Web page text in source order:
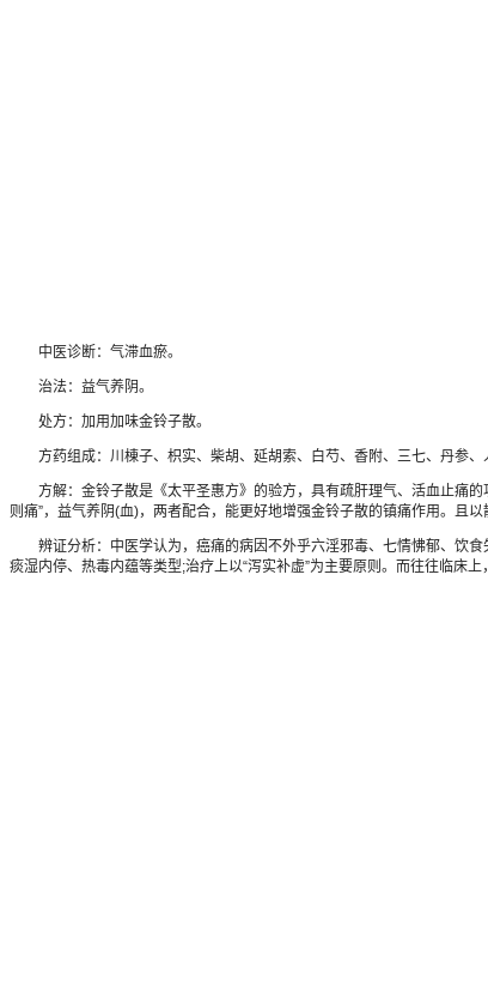
中医诊断：气滞血瘀。
治法：益气养阴。
处方：加用加味金铃子散。
方药组成：川棟子、枳实、柴胡、延胡索、白芍、香附、三七、丹参、
方解：金铃子散是《太平圣惠方》的验方，具有疏肝理气、活血止痛的
则痛”，益气养阴(血)，两者配合，能更好地增强金铃子散的镇痛作用。且以
辨证分析：中医学认为，癌痛的病因不外乎六淫邪毒、七情怫郁、饮食
痰湿内停、热毒内蕴等类型;治疗上以“泻实补虚”为主要原则。而往往临床